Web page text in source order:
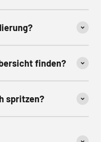
finden?
spritzen?